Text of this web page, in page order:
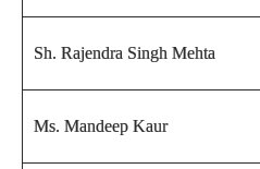
Sh. Rajendra Singh Mehta
Ms. Mandeep Kaur